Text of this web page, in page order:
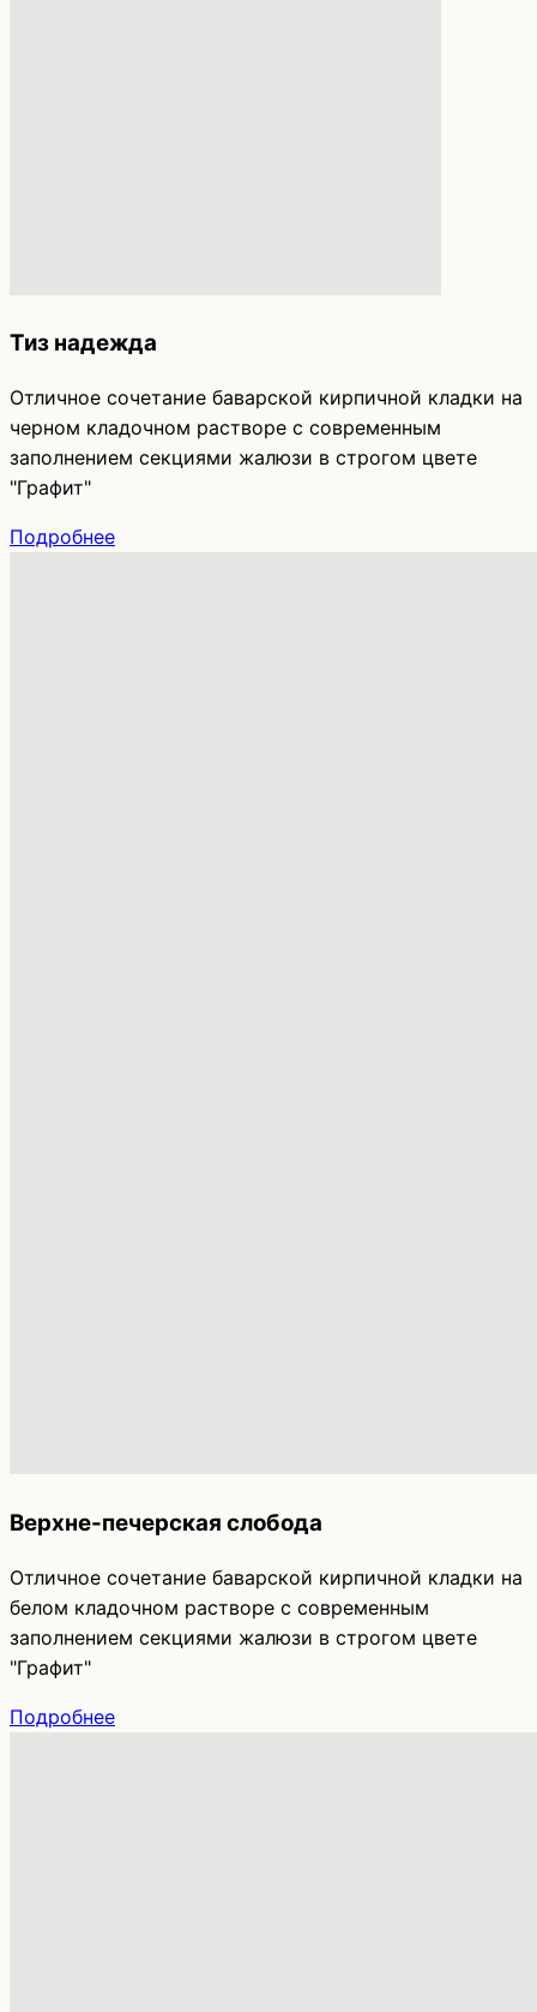
Тиз надежда
Отличное сочетание баварской кирпичной кладки на
черном кладочном растворе с современным
заполнением секциями жалюзи в строгом цвете
"Графит"
Подробнее
Верхне-печерская слобода
Отличное сочетание баварской кирпичной кладки на
белом кладочном растворе с современным
заполнением секциями жалюзи в строгом цвете
"Графит"
Подробнее